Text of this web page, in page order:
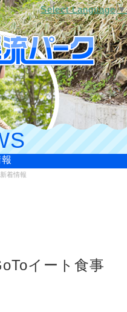
Select Language▼
新着情報
イート食事